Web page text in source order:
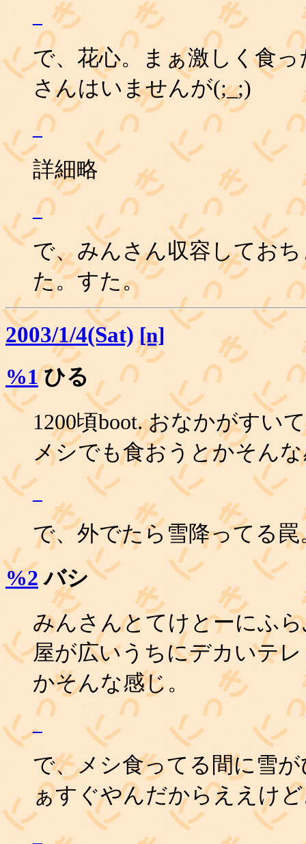
で、花心。まぁ激しく食
さんはいませんが(;_;)
_
詳細略
_
で、みんさん収容してお
た。すた。
2003/1/4(Sat) [n]
%1ひる
1200頃boot. おなかがすい
メシでも食おうとかそん
で、外でたら雪降ってる
%2 バシ
みんさんとてけとーにふ
屋が広いうちにデカいテ
かそんな感じ。
_
で、メシ食ってる間に雪
ぁすぐやんだからええけ